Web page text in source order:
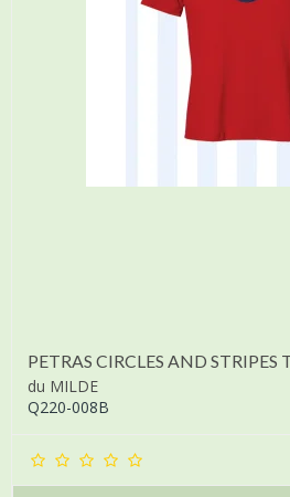
PETRAS CIRCLES AND
du MILDE
Q220-008B